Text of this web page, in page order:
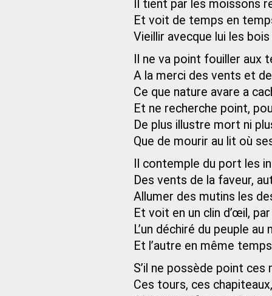
Il tient par les moissons
Et voit de temps en
Vieillir avecque lui les bois
Il ne va point fouiller aux
A la merci des vents et
Ce que nature avare a
Et ne recherche point,
De plus illustre mort ni
Que de mourir au lit où
Il contemple du port les
Des vents de la faveur,
Allumer des mutins les
Et voit en un clin d’œil,
L’un déchiré du peuple
Et l’autre en même
S’il ne possède point ces
Ces tours, ces